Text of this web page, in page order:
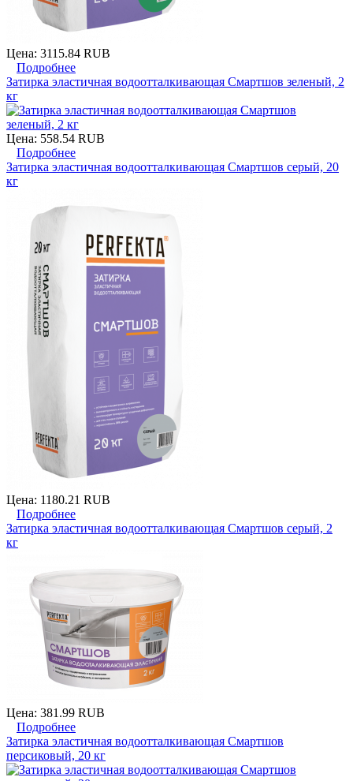
Цена: 3115.84 RUB
Подробнее
Затирка эластичная водоотталкивающая Смартшов зеленый, 2
кг
Цена: 558.54 RUB
Подробнее
Затирка эластичная водоотталкивающая Смартшов серый, 20
кг
Цена: 1180.21 RUB
Подробнее
Затирка эластичная водоотталкивающая Смартшов серый, 2
кг
Цена: 381.99 RUB
Подробнее
Затирка эластичная водоотталкивающая Смартшов
персиковый, 20 кг